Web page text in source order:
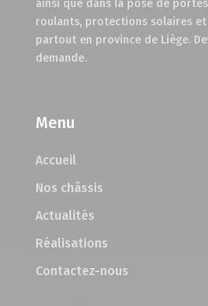
ainsi que dans la pose de
roulants, protections solaires
partout en province de Liège.
demande.
Menu
Accueil
Nos châssis
Actualités
Réalisations
Contactez-nous